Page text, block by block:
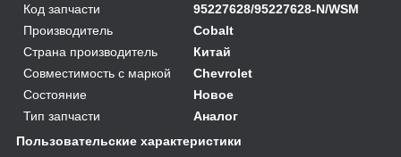
Код запчасти
95227628/95227628-N/WSM
Производитель
Cobalt
Страна производитель
Китай
Совместимость с маркой
Chevrolet
Состояние
Новое
Тип запчасти
Аналог
Пользовательские характеристики